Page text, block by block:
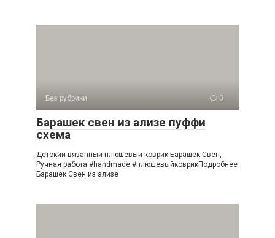
Без рубрики 0
Барашек свен из ализе пуффи
схема
Детский вязанный плюшевый коврик Барашек Свен,
Ручная работа #handmade #плюшевыйковрикПодробнее
Барашек Свен из ализе